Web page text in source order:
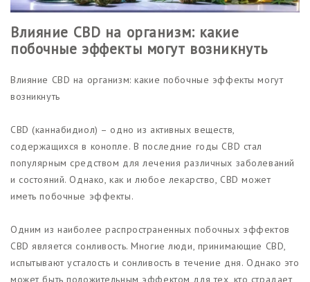
Влияние CBD на организм: какие
побочные эффекты могут возникнуть
Влияние CBD на организм: какие побочные эффекты могут
возникнуть
CBD (каннабидиол) – одно из активных веществ,
содержащихся в конопле. В последние годы CBD стал
популярным средством для лечения различных заболеваний
и состояний. Однако, как и любое лекарство, CBD может
иметь побочные эффекты.
Одним из наиболее распространенных побочных эффектов
CBD является сонливость. Многие люди, принимающие CBD,
испытывают усталость и сонливость в течение дня. Однако это
может быть положительным эффектом для тех, кто страдает